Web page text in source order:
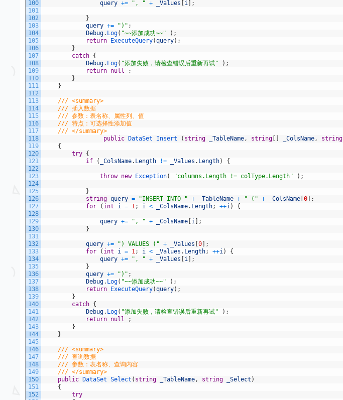
100
101
102
103
104
105
106
107
108
109
110
111
112
113
114
115
116
117
118
119
120
121
122
123
124
125
126
127
128
129
130
131
132
133
134
135
136
137
138
139
140
141
142
143
144
145
146
147
148
149
150
151
152
query += ", " + _Values i ;
}
query += ")" ;
Debug. Log( "~~添加成功~~" ) ;
return
ExecuteQuery(query) ;
}
catch {
Debug. Log( "添加失败，请检查错误后重新再试" ) ;
return null
;
}
}
/// <summary>
/// 插入数据
/// 参数：表名称、属性列、值
/// 特点：可选择性添加值
/// </summary>
public
DataSet Insert ( string _TableName, string _ColsName, string
{
try {
if
( _ColsName. Length != _Values . Length) {
throw new Exception( "columns.Length != colType.Length" ) ;
}
string query = "INSERT INTO " + _TableName + " (" + _ColsName [0
;
for
( int i = 1; i < _ColsName. Length; ++i) {
query += ", " + _ColsName i
;
}
query += ") VALUES (" + _Values [0
;
for
( int i = 1; i < _Values . Length; ++i)
{
query += ", " + _Values i
;
}
query += ")" ;
Debug. Log( "~~添加成功~~" ) ;
return
ExecuteQuery(query) ;
}
catch {
Debug. Log( "添加失败，请检查错误后重新再试" ) ;
return null
;
}
}
/// <summary>
/// 查询数据
/// 参数：表名称、查询内容
/// </summary>
public
DataSet Select ( string _TableName, string _Select )
{
try